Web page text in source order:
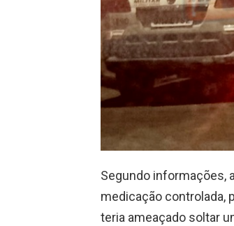
Segundo informações,
medicação controlada,
teria ameaçado soltar